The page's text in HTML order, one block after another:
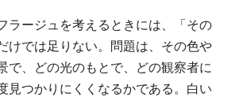
ラージュを考えるときには、「その
けでは足りない。問題は、その色や
で、どの光のもとで、どの観察者に
見つかりにくくなるかである。白い